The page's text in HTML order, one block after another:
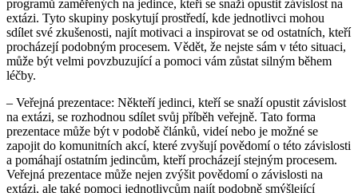
programů zaměřených na jedince, kteří se snaží opustit závislost na
extázi. Tyto skupiny poskytují prostředí, kde jednotlivci mohou
sdílet své zkušenosti, najít motivaci a inspirovat se od ostatních, kteří
procházejí podobným procesem. Vědět, že nejste sám v této situaci,
může být velmi povzbuzující a pomoci vám zůstat silným během
léčby.
– Veřejná prezentace: Někteří jedinci, kteří se snaží opustit závislost
na extázi, se rozhodnou sdílet svůj příběh veřejně. Tato forma
prezentace může být v podobě článků, videí nebo je možné se
zapojit do komunitních akcí, které zvyšují povědomí o této závislosti
a pomáhají ostatním jedincům, kteří procházejí stejným procesem.
Veřejná prezentace může nejen zvýšit povědomí o závislosti na
extázi, ale také pomoci jednotlivcům najít podobně smýšlející